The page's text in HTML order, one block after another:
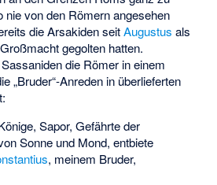
nie von den Römern angesehen
die Arsakiden seitAugustus als
gegolten hatten.
die Römer in einem
„Bruder“-Anreden in überlieferten
Sapor, Gefährte der
Sonne und Mond, entbiete
, meinem Bruder,